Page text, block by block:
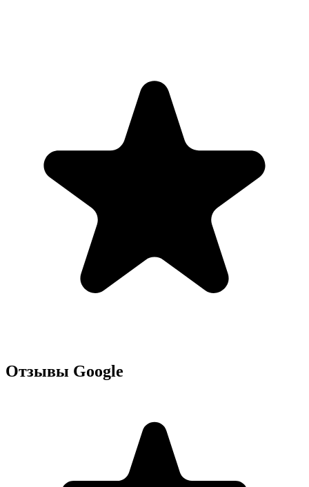
Отзывы Google